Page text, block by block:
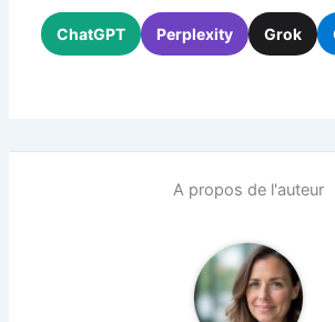
ChatGPT Perplexity Grok
A propos de l'auteur